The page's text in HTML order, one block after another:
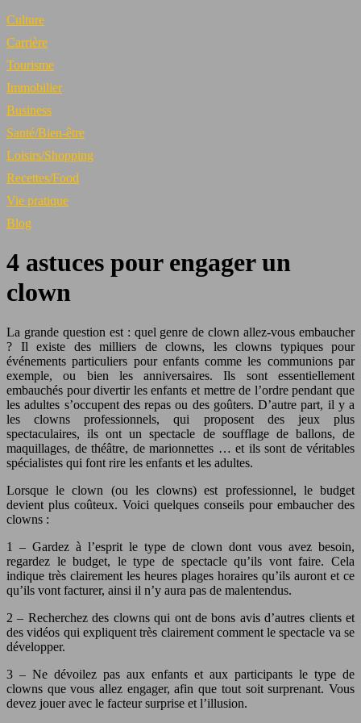
Culture
Carrière
Tourisme
Immobilier
Business
Santé/Bien-être
Loisirs/Shopping
Recettes/Food
Vie pratique
Blog
4 astuces pour engager un
clown
La grande question est : quel genre de clown allez-vous embaucher
? Il existe des milliers de clowns, les clowns typiques pour
événements particuliers pour enfants comme les communions par
exemple, ou bien les anniversaires. Ils sont essentiellement
embauchés pour divertir les enfants et mettre de l’ordre pendant que
les adultes s’occupent des repas ou des goûters. D’autre part, il y a
les clowns professionnels, qui proposent des jeux plus
spectaculaires, ils ont un spectacle de soufflage de ballons, de
maquillages, de théâtre, de marionnettes … et ils sont de véritables
spécialistes qui font rire les enfants et les adultes.
Lorsque le clown (ou les clowns) est professionnel, le budget
devient plus coûteux. Voici quelques conseils pour embaucher des
clowns :
1 – Gardez à l’esprit le type de clown dont vous avez besoin,
regardez le budget, le type de spectacle qu’ils vont faire. Cela
indique très clairement les heures plages horaires qu’ils auront et ce
qu’ils vont facturer, ainsi il n’y aura pas de malentendus.
2 – Recherchez des clowns qui ont de bons avis d’autres clients et
des vidéos qui expliquent très clairement comment le spectacle va se
développer.
3 – Ne dévoilez pas aux enfants et aux participants le type de
clowns que vous allez engager, afin que tout soit surprenant. Vous
devez jouer avec le facteur surprise et l’illusion.